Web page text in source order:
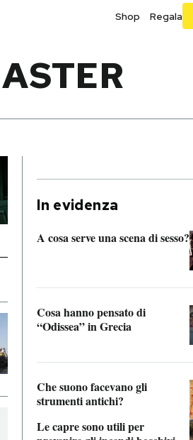
Shop Regala
In evidenza
A cosa serve una scena di sesso?
Cosa hanno pensato di
“Odissea” in Grecia
Che suono facevano gli
strumenti antichi?
Le capre sono utili per